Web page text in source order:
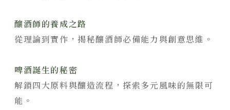
釀酒師的養成之路
從理論到實作，揭秘釀酒師必備能力與創意思維。
啤酒誕生的秘密
解鎖四大原料與釀造流程，探索多元風味的無限可
能。